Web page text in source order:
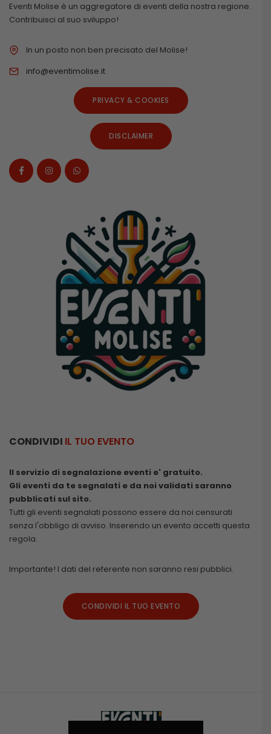
Eventi Molise è un aggregatore di eventi della nostra regione.
Contribuisci al suo sviluppo!
In un posto non ben precisato del Molise!
info@eventimolise.it
PRIVACY & COOKIES
DISCLAIMER
CONDIVIDI IL TUO EVENTO
Il servizio di segnalazione eventi e' gratuito.
Gli eventi da te segnalati e da noi validati saranno
pubblicati sul sito.
Tutti gli eventi segnalati possono essere da noi censurati
senza l'obbligo di avviso. Inserendo un evento accetti questa
regola.
Importante! I dati del referente non saranno resi pubblici.
CONDIVIDI IL TUO EVENTO